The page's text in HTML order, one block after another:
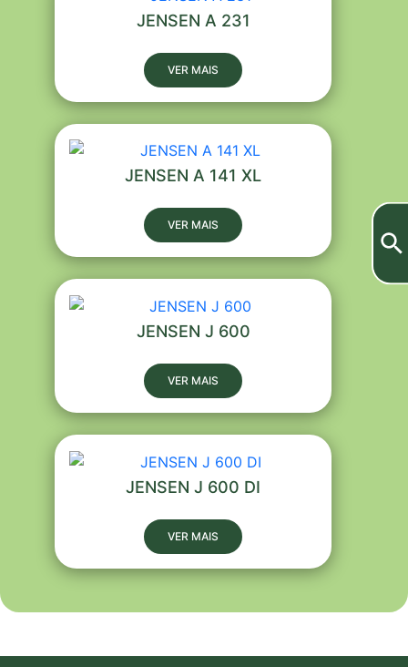
JENSEN A 231
VER MAIS
JENSEN A 141 XL
VER MAIS
JENSEN J 600
VER MAIS
JENSEN J 600 DI
VER MAIS